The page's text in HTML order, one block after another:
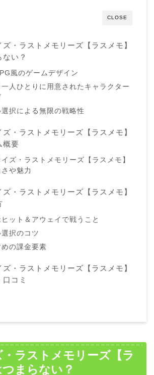
CLOSE
ズ・ラストメモリーズ【ラスメモ】
ない？
風のゲームデザイン
一人ひとりに用意されたキャラクター
選択による無限の戦略性
ズ・ラストメモリーズ【ラスメモ】
概要
ズ・ラストメモリーズ【ラスメモ】
や魅力
ズ・ラストメモリーズ【ラスメモ】
ット＆アウェイで戦うこと
択のコツ
めの課金要素
ズ・ラストメモリーズ【ラスメモ】
コミ
ラストメモリーズ【ラ
まらない？